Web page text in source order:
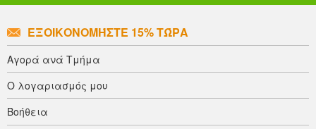
ΕΞΟΙΚΟΝΟΜΉΣΤΕ 15% ΤΏΡΑ
Αγορά ανά Τμήμα
Ο λογαριασμός μου
Βοήθεια